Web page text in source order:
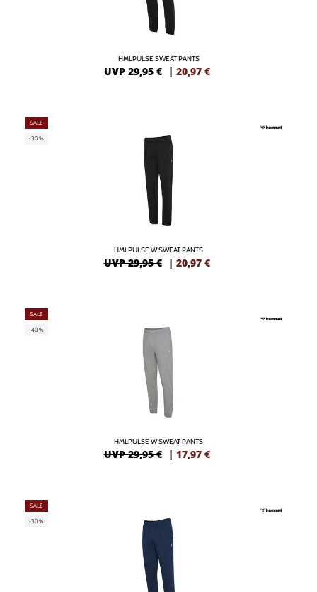
HMLPULSE SWEAT PANTS
UVP 29,95 € | 20,97 €
SALE
-30%
HMLPULSE W SWEAT PANTS
UVP 29,95 € | 20,97 €
SALE
-40%
HMLPULSE W SWEAT PANTS
UVP 29,95 € | 17,97 €
SALE
-30%